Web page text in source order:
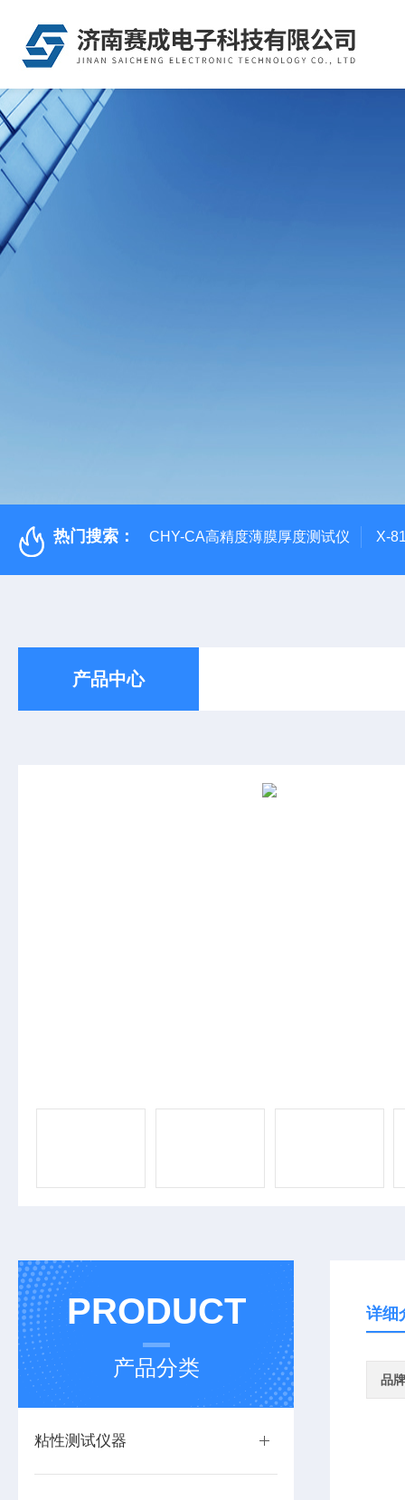
热门搜索： CHY-CA高精度薄膜厚度测试仪 X-
产品中心
PRODUCT
产品分类
粘性测试仪器
详细
品牌